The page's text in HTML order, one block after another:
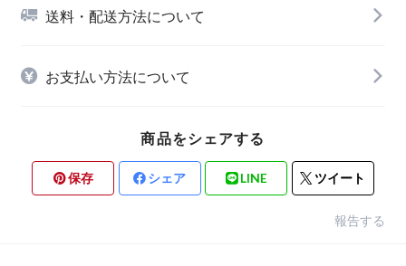
送料・配送方法について
お支払い方法について
商品をシェアする
保存 シェア LINE ツイート
報告する